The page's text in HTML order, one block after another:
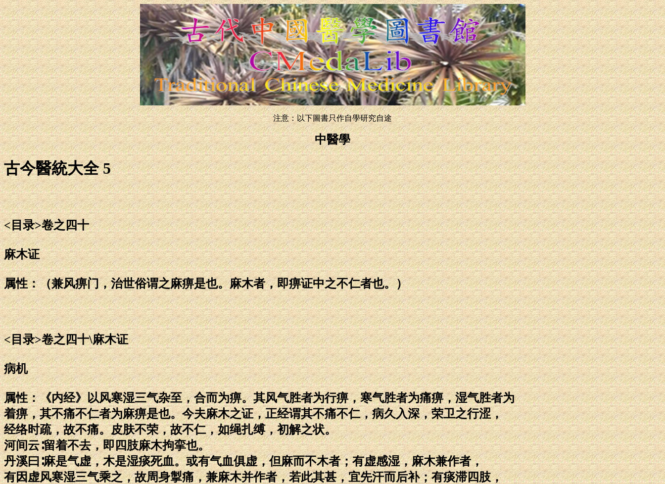
注意：以下圖書只作自學研究自途
中醫學
古今醫統大全 5
<目录>卷之四十
麻木证
属性：（兼风痹门，治世俗谓之麻痹是也。麻木者，即痹证中之不仁者也。）
<目录>卷之四十\麻木证
病机
属性：《内经》以风寒湿三气杂至，合而为痹。其风气胜者为行痹，寒气胜者为痛痹，湿气胜者为
着痹，其不痛不仁者为麻痹是也。今夫麻木之证，正经谓其不痛不仁，病久入深，荣卫之行涩，
经络时疏，故不痛。皮肤不荣，故不仁，如绳扎缚，初解之状。
河间云∶留着不去，即四肢麻木拘挛也。
丹溪曰∶麻是气虚，木是湿痰死血。或有气血俱虚，但麻而不木者；有虚感湿，麻木兼作者，
有因虚风寒湿三气乘之，故周身掣痛，兼麻木并作者，若此其甚，宜先汗而后补；有痰滞四肢，